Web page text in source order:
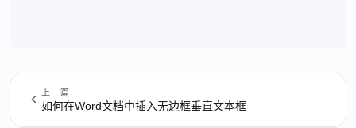
上一篇
如何在Word文档中插入无边框垂直文本框